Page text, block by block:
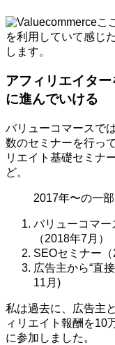
こ
を利用していて感じ
します。
アフィリエイタ
に進んでいける
バリューコマースで
数のセミナーを行っ
リエイト基礎セミナ
ど。
2017年〜の一部
バリューコマー
（2018年7月）
SEOセミナー（
広告主から“直
11月)
私は過去に、広告主
ィリエイト報酬を10
に参加しました。